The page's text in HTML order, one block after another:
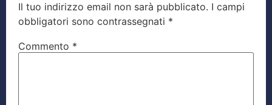
Il tuo indirizzo email non sarà pubblicato. I campi
obbligatori sono contrassegnati *
Commento *